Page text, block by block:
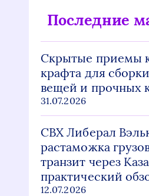
Последние
Скрытые приемы
крафта для
вещей и прочных
31.07.2026
СВХ Либерал
растаможка
транзит через
практический
12.07.2026